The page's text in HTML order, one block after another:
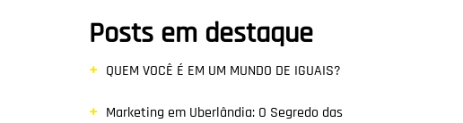
Posts em destaque
QUEM VOCÊ É EM UM MUNDO DE IGUAIS?
Marketing em Uberlândia: O Segredo das